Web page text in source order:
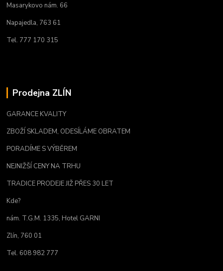
Masarykovo nám. 66
Napajedla, 763 61
Tel. 777 170 315
Prodejna ZLÍN
GARANCE KVALITY
ZBOŽÍ SKLADEM, ODESÍLÁME OBRATEM
PORADÍME S VÝBĚREM
NEJNIŽŠÍ CENY NA TRHU
TRADICE PRODEJE JIŽ PŘES 30 LET
Kde?
nám. T.G.M. 1335, Hotel GARNI
Zlín, 760 01
Tel. 608 982 777